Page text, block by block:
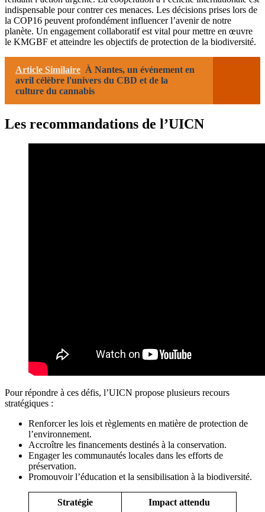
indispensable pour contrer ces menaces. Les décisions prises lors de
la COP16 peuvent profondément influencer l’avenir de notre
planète. Un engagement collaboratif est vital pour mettre en œuvre
le KMGBF et atteindre les objectifs de protection de la biodiversité.
Article Similaire À Nantes, un événement en
avril célèbre l'univers du CBD et de la
culture du cannabis
Les recommandations de l’UICN
Pour répondre à ces défis, l’UICN propose plusieurs recours
stratégiques :
Renforcer les lois et règlements en matière de protection de
l’environnement.
Accroître les financements destinés à la conservation.
Engager les communautés locales dans les efforts de
préservation.
Promouvoir l’éducation et la sensibilisation à la biodiversité.
Stratégie Impact attendu